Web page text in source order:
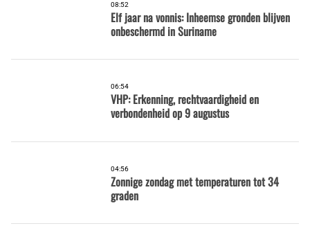
08:52
Elf jaar na vonnis: Inheemse gronden blijven
onbeschermd in Suriname
06:54
VHP: Erkenning, rechtvaardigheid en
verbondenheid op 9 augustus
04:56
Zonnige zondag met temperaturen tot 34
graden